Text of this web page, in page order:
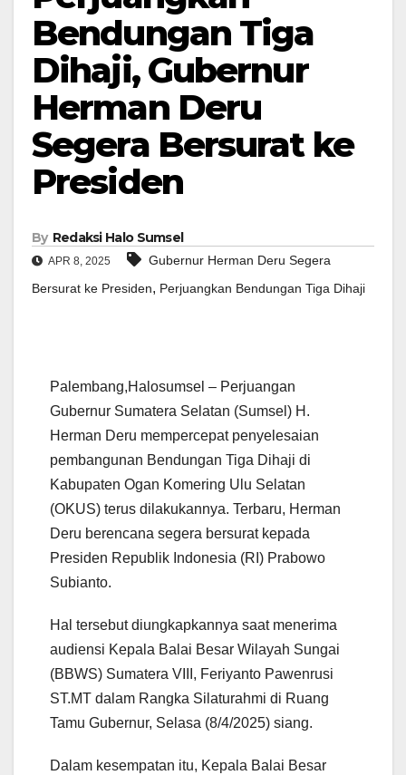
Bendungan Tiga
Dihaji, Gubernur
Herman Deru
Segera Bersurat ke
Presiden
By Redaksi Halo Sumsel
APR 8, 2025
Gubernur Herman Deru Segera
Bersurat ke Presiden, Perjuangkan Bendungan Tiga Dihaji
Palembang,Halosumsel – Perjuangan
Gubernur Sumatera Selatan (Sumsel) H.
Herman Deru mempercepat penyelesaian
pembangunan Bendungan Tiga Dihaji di
Kabupaten Ogan Komering Ulu Selatan
(OKUS) terus dilakukannya. Terbaru, Herman
Deru berencana segera bersurat kepada
Presiden Republik Indonesia (RI) Prabowo
Subianto.
Hal tersebut diungkapkannya saat menerima
audiensi Kepala Balai Besar Wilayah Sungai
(BBWS) Sumatera VIII, Feriyanto Pawenrusi
ST.MT dalam Rangka Silaturahmi di Ruang
Tamu Gubernur, Selasa (8/4/2025) siang.
Dalam kesempatan itu, Kepala Balai Besar